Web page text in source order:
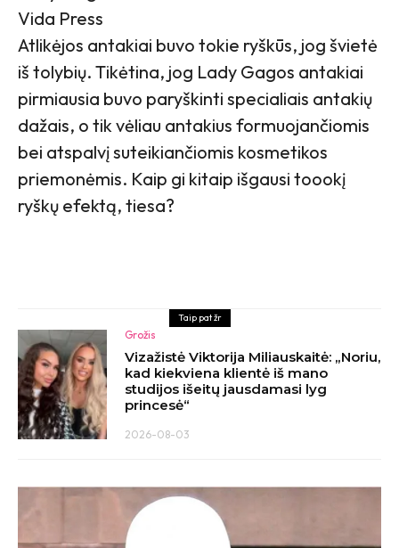
Vida Press
Atlikėjos antakiai buvo tokie ryškūs, jog švietė
iš tolybių. Tikėtina, jog Lady Gagos antakiai
pirmiausia buvo paryškinti specialiais antakių
dažais, o tik vėliau antakius formuojančiomis
bei atspalvį suteikiančiomis kosmetikos
priemonėmis. Kaip gi kitaip išgausi toookį
ryškų efektą, tiesa?
Taip pat žr
Grožis
Vizažistė Viktorija Miliauskaitė: „Noriu,
kad kiekviena klientė iš mano
studijos išeitų jausdamasi lyg
princesė“
2026-08-03